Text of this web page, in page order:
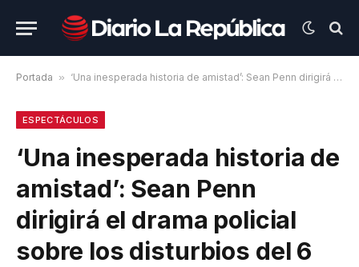
Portada » ‘Una inesperada historia de amistad’: Sean Penn dirigirá el drama policial sobre los disturbios del 6 de enero
ESPECTÁCULOS
‘Una inesperada historia de
amistad’: Sean Penn
dirigirá el drama policial
sobre los disturbios del 6